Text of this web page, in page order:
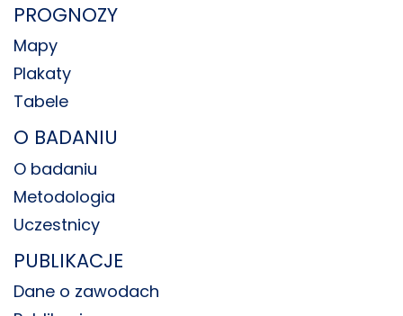
PROGNOZY
Mapy
Plakaty
Tabele
O BADANIU
O badaniu
Metodologia
Uczestnicy
PUBLIKACJE
Dane o zawodach